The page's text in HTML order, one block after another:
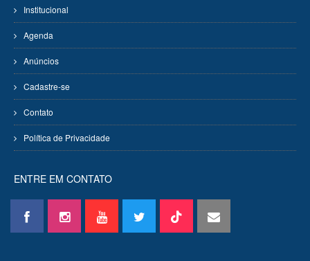
Institucional
Agenda
Anúncios
Cadastre-se
Contato
Política de Privacidade
ENTRE EM CONTATO